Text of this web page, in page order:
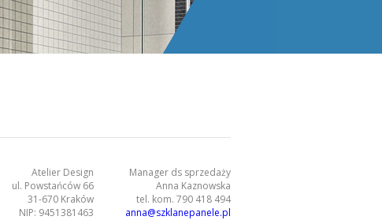
Manager ds sprzedaży
Anna Kaznowska
tel. kom. 790 418 494
anna@szklanepanele.pl
Atelier Design
ul. Powstańców 66
31-670 Kraków
NIP: 9451381463